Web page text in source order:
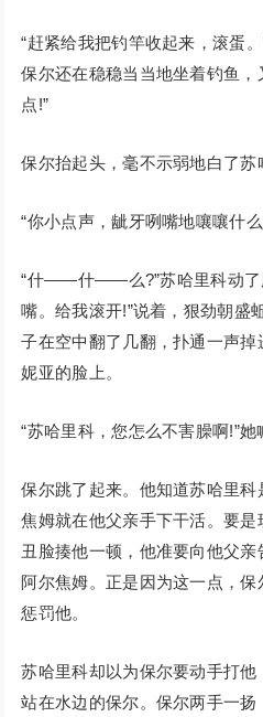
“赶紧给我把钓竿收起来，滚蛋
保尔还在稳稳当当地坐着钓鱼，
点!”
保尔抬起头，毫不示弱地白了苏
“你小点声，龇牙咧嘴地嚷嚷什么
“什——什——么?”苏哈里科动了
嘴。给我滚开!”说着，狠劲朝盛
子在空中翻了几翻，扑通一声
妮亚的脸上。
“苏哈里科，您怎么不害臊啊!”她
保尔跳了起来。他知道苏哈里
焦姆就在他父亲手下干活。要
丑脸揍他一顿，他准要向他父亲
阿尔焦姆。正是因为这一点，
惩罚他。
苏哈里科却以为保尔要动手打
站在水边的保尔。保尔两手一扬